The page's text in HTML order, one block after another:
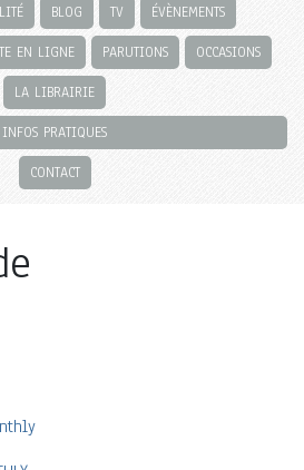
BLOG TV ÉVÈNEMENTS
EN LIGNE PARUTIONS OCCASIONS
LA LIBRAIRIE
INFOS PRATIQUES
CONTACT